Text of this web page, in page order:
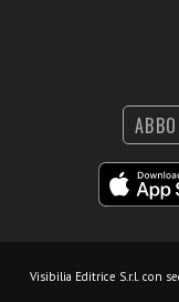
Visibilia Editrice S.r.l. con